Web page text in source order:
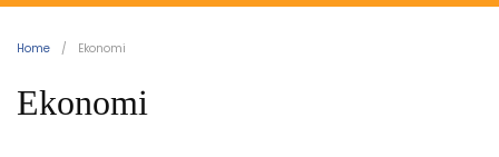
Home Ekonomi
Ekonomi